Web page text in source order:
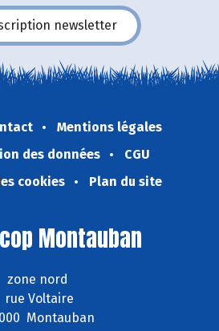
newsletter
Mentions légales
des données
CGU
cookies
Plan du site
Montauban
zone nord
rue Voltaire
Montauban